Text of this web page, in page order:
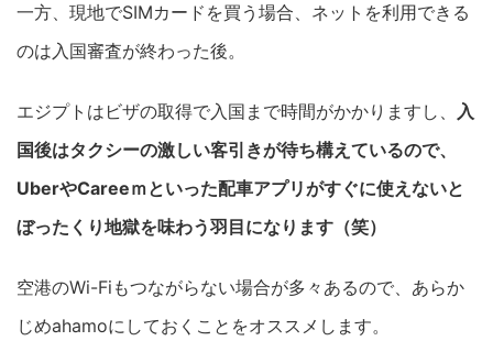
一方、現地でSIMカードを買う場合、ネットを利用できる
のは入国審査が終わった後。
エジプトはビザの取得で入国まで時間がかかりますし、 入
国後はタクシーの激しい客引きが待ち構えているので、
UberやCareeｍといった配車アプリがすぐに使えないと
ぼったくり地獄を味わう羽目になります（笑）
空港のWi-Fiもつながらない場合が多々あるので、あらか
じめahamoにしておくことをオススメします。